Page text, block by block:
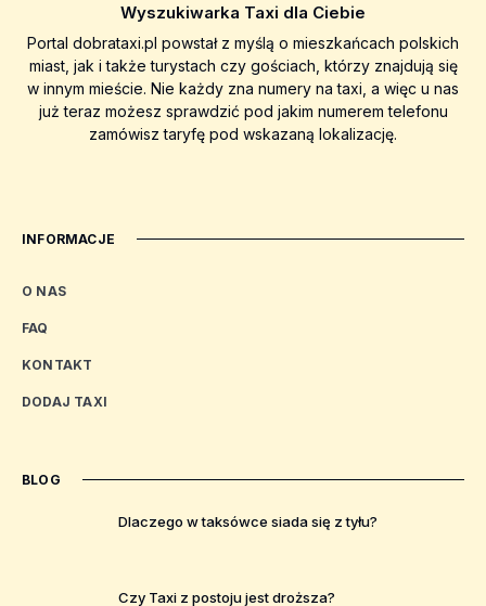
Wyszukiwarka Taxi dla Ciebie
Portal dobrataxi.pl powstał z myślą o mieszkańcach polskich
miast, jak i także turystach czy gościach, którzy znajdują się
w innym mieście. Nie każdy zna numery na taxi, a więc u nas
już teraz możesz sprawdzić pod jakim numerem telefonu
zamówisz taryfę pod wskazaną lokalizację.
INFORMACJE
O NAS
FAQ
KONTAKT
DODAJ TAXI
BLOG
Dlaczego w taksówce siada się z tyłu?
Czy Taxi z postoju jest droższa?